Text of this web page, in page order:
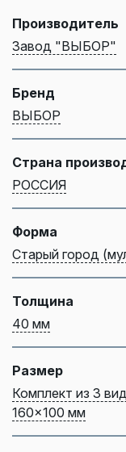
Производитель
Завод "ВЫБОР"
Бренд
ВЫБОР
Страна
РОССИЯ
Форма
Старый город
Толщина
40 мм
Размер
Комплект из 3
160x100 мм